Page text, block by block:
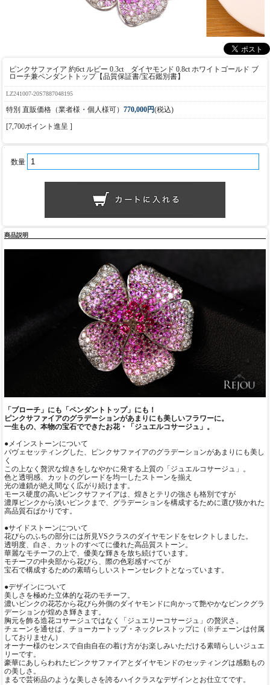
ピンクサファイア 約6ct ルビー 0.3ct ダイヤモンド 0.8ct ホワイトゴールド ブ
ローチ兼ペンダントトップ【品質保証書/宝石鑑別書】
LZ241007-20S7887048195
特別 直販価格（業者様・個人様可） 770,000円(税込)
[7,700ポイント進呈 ]
数量
商品説明
「ブローチ」にも「ペンダントトップ」にも！
ピンクサファイアのグラデーションがあまりにも美しいフラワーに。
一生もの、本物の宝石でできたお花・「ジュエルコサージュ」。
●メインストーンについて
パヴェセッティングした、ピンクサファイアのグラデーションがあまりにも美し
く
この上なく贅沢な煌きをしなやかに発する上質の「ジュエルコサージュ」。
色と透明感、カットのグレードを均一したストーンを揃え
光の連鎖が絶え間なく広がり続けます。
モース硬度の高いピンクサファイアは、煌きとテリの強さも格別ですが
濃厚ピンクから淡いピンクまで、グラデーションを構成するために選び抜かれた
高品質石ばかりです。
●サイドストーンについて
花びらのふちの部分には所見VSクラスのダイヤモンドをセレクトしました。
透明度、白さ、カットのすべてに優れた高品質ストーン。
華麗なモチーフの上で、優美な輝きを放ち続けています。
モチーフの中央部から花びら、際の色彩感すべてが
宝石で構成するための素晴らしいストーンセレクトとなっています。
●デザインについて
美しさを極めた立体的な花のモチーフ。
濃いピンクの花芯から花びら外側のダイヤモンドに向かって艶やかなピンクグラ
デーションが煌めき輝きます。
胸元を飾る造花コサージュではなく「ジュエリーコサージュ」の贅沢さ。
チェーンを通せば、チョーカートップ・ネックレストップに（※チェーンは付属
しておりません）
オーナー様のセンスで自由自在の着け方がお楽しみいただける素晴らしいジュエ
リーです。
豪華にあしらわれたピンクサファイアとダイヤモンドのセッティングは感動もの
の美しさ。
まるで芸術品のような美しさを誇るハイクラスなデザインとお仕立てです。